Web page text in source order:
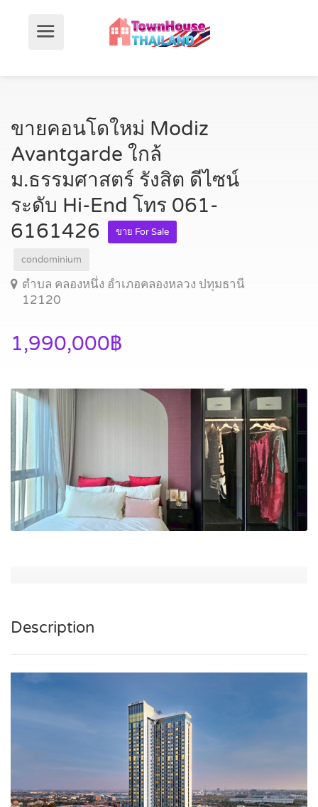
ขายคอนโดใหม่ Modiz
Avantgarde ใกล้
ม.ธรรมศาสตร์ รังสิต ดีไซน์
ระดับ Hi-End โทร 061-
6161426
ขาย For Sale
condominium
ตำบล คลองหนึ่ง อำเภอคลองหลวง ปทุมธานี
12120
1,990,000฿
Description